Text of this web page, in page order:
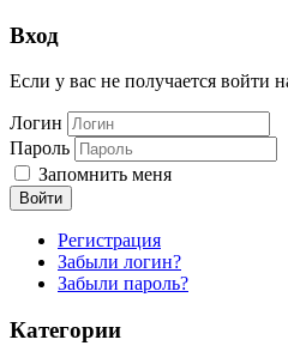
Вход
Если у вас не получается войти
Логин
Пароль
Запомнить меня
Войти
Регистрация
Забыли логин?
Забыли пароль?
Категории